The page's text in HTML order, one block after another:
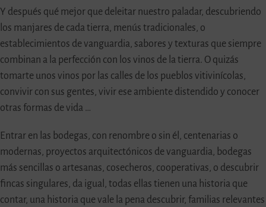
Y después qué mejor que deleitar nuestro paladar, descubriendo
los manjares de cada tierra, menús tradicionales, o
establecimientos de vanguardia, sabores y texturas que siempre
combinan a la perfección con los vinos de la tierra. O quizás
tomarte unos vinos por las calles de los pueblos vitivinícolas,
convivir con sus gentes, vivir ese ambiente distendido y conocer
otras formas de vida …
Entrar en las bodegas, con renombre o sin él, centenarias o
modernas, proyectos arquitectónicos de vanguardia, bodegas
más sencillas o artesanas, cosecheros, cooperativas, o descubrir
fincas singulares, da igual, todas ellas tienen una historia que
contar, una historia que vale la pena descubrir, familias relevantes